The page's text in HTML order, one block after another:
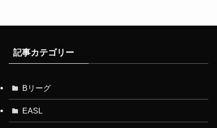
記事カテゴリー
Bリーグ
EASL